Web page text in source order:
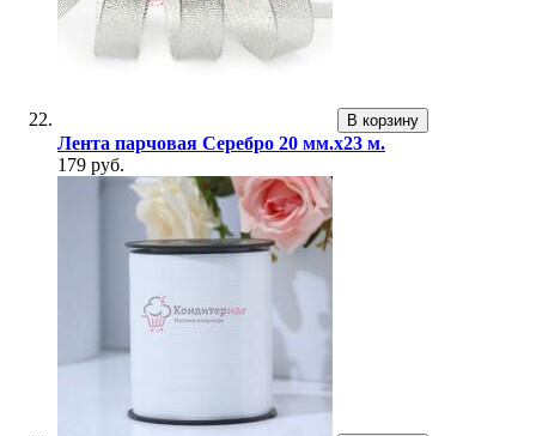
В корзину
Лента парчовая Серебро 20 мм.х23 м.
179 руб.